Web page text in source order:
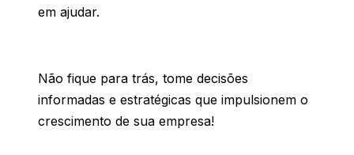
em ajudar.
Não fique para trás, tome decisões
informadas e estratégicas que impulsionem o
crescimento de sua empresa!